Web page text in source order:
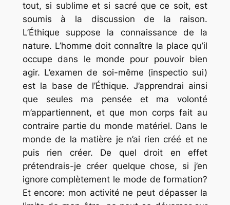
tout, si sublime et si sacré que ce soit, est
soumis à la discussion de la raison.
L’Éthique suppose la connaissance de la
nature. L’homme doit connaître la place qu’il
occupe dans le monde pour pouvoir bien
agir. L’examen de soi-même (inspectio sui)
est la base de l’Éthique. J’apprendrai ainsi
que seules ma pensée et ma volonté
m’appartiennent, et que mon corps fait au
contraire partie du monde matériel. Dans le
monde de la matière je n’ai rien créé et ne
puis rien créer. De quel droit en effet
prétendrais-je créer quelque chose, si j’en
ignore complètement le mode de formation?
Et encore: mon activité ne peut dépasser la